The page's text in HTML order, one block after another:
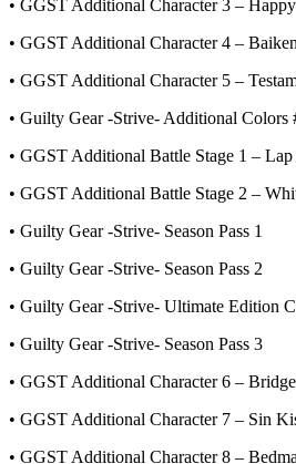
• GGST Additional Character 3 –
• GGST Additional Character 4 – Baiken
• GGST Additional Character 5 –
• Guilty Gear -Strive- Additional Colors
• GGST Additional Battle Stage 1 –
• GGST Additional Battle Stage 2 –
• Guilty Gear -Strive- Season Pass 1
• Guilty Gear -Strive- Season Pass 2
• Guilty Gear -Strive- Ultimate Edition
• Guilty Gear -Strive- Season Pass 3
• GGST Additional Character 6 –
• GGST Additional Character 7 – Sin
• GGST Additional Character 8 –